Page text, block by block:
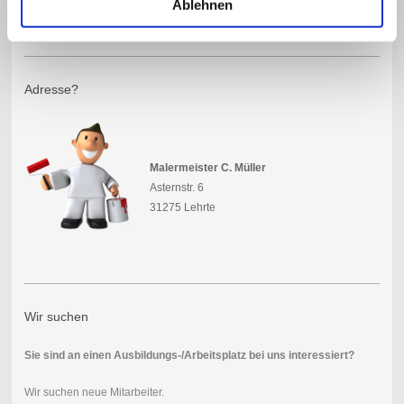
Ablehnen
Adresse?
Malermeister C. Müller
Asternstr. 6
31275 Lehrte
Wir suchen
Sie sind an einen Ausbildungs-/Arbeitsplatz bei uns interessiert?
Wir suchen neue Mitarbeiter.